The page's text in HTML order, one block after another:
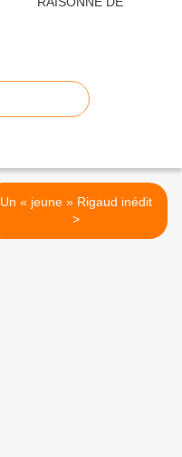
Un « jeune » Rigaud inédit
>